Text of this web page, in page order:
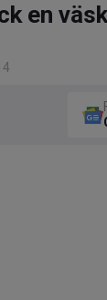
en